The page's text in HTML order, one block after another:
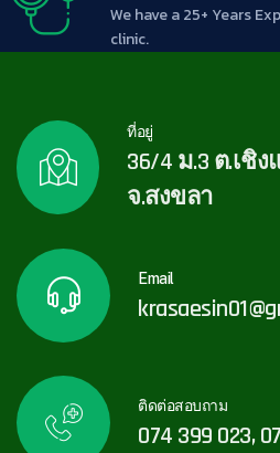
We have a 25+ Years
clinic.
ที่อยู่
36/4 ม.3 ต.เชิ
จ.สงขลา
Email
ติดต่อสอบถาม
074 399 023,